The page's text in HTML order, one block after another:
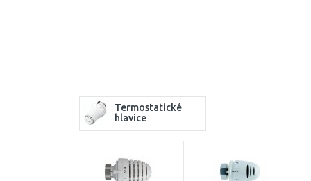
Termostatické
hlavice